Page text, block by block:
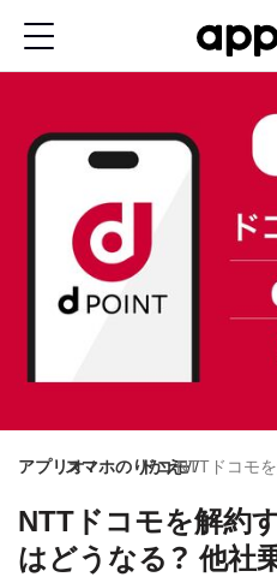
アプリオスマホのりかえ
ドコモNTTドコモ
NTTドコモを解約
はどうなる？ 他社